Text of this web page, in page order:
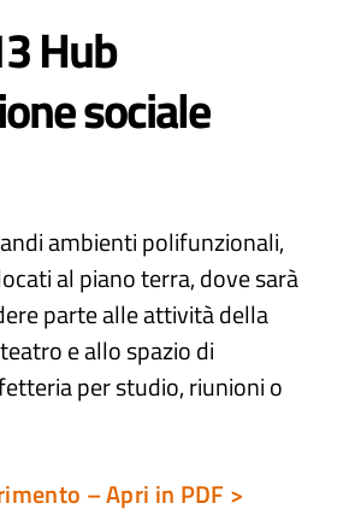
Hub
sociale
ambienti polifunzionali,
al piano terra, dove sarà
parte alle attività della
e allo spazio di
per studio, riunioni o
– Apri in PDF >